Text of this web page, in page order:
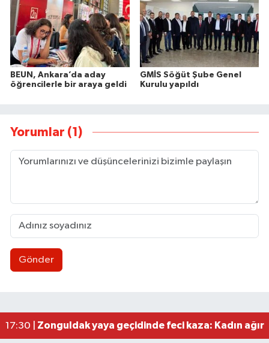
BEUN, Ankara’da aday
öğrencilerle bir araya geldi
GMİS Söğüt Şube Genel
Kurulu yapıldı
Yorumlar (1)
Gönder
21:53 |Zonguldakspor eski Başkanı Rıza Kerim
17:30 | Zonguldak yaya geçidinde feci kaza: Kadın ağır